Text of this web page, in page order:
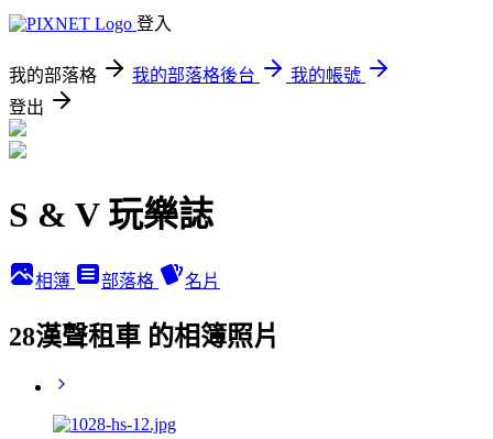
登入
我的部落格 我的部落格後台
我的帳號
登出
S & V 玩樂誌
相簿 部落格 名片
28漢聲租車 的相簿照片